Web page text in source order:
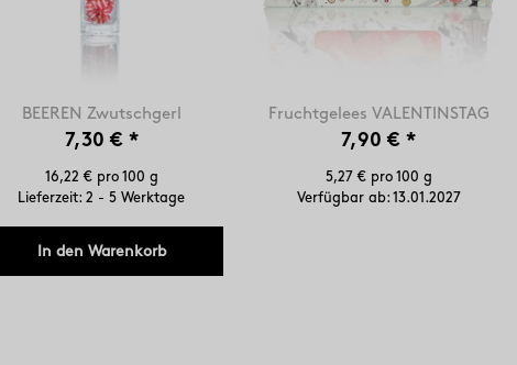
BEEREN Zwutschgerl
7,30 € *
16,22 € pro 100 g
Lieferzeit: 2 - 5 Werktage
In den Warenkorb
Fruchtgelees VALENTINSTAG
7,90 € *
5,27 € pro 100 g
Verfügbar ab: 13.01.2027